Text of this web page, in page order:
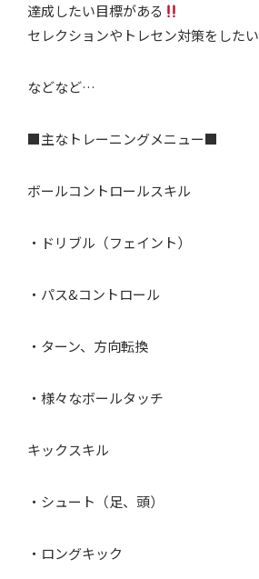
達成したい目標がある
セレクションやトレセン対策をしたい
などなど…
■主なトレーニングメニュー■
ボールコントロールスキル
・ドリブル（フェイント）
・パス&コントロール
・ターン、方向転換
・様々なボールタッチ
キックスキル
・シュート（足、頭）
・ロングキック